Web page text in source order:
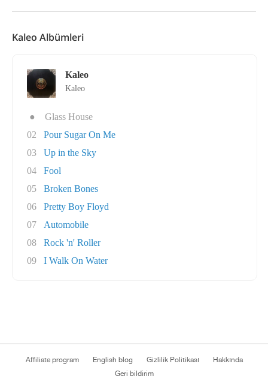
Kaleo Albümleri
Kaleo
Kaleo
●
Glass House
02
Pour Sugar On Me
03
Up in the Sky
04
Fool
05
Broken Bones
06
Pretty Boy Floyd
07
Automobile
08
Rock 'n' Roller
09
I Walk On Water
Affiliate program English blog Gizlilik Politikası
Hakkında
Geri bildirim